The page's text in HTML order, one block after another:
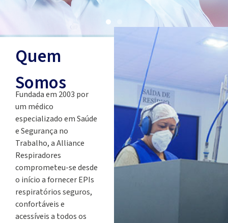
1 2
Quem
Somos
Fundada em 2003 por
um médico
especializado em Saúde
e Segurança no
Trabalho, a Alliance
Respiradores
comprometeu-se desde
o início a fornecer EPIs
respiratórios seguros,
confortáveis e
acessíveis a todos os